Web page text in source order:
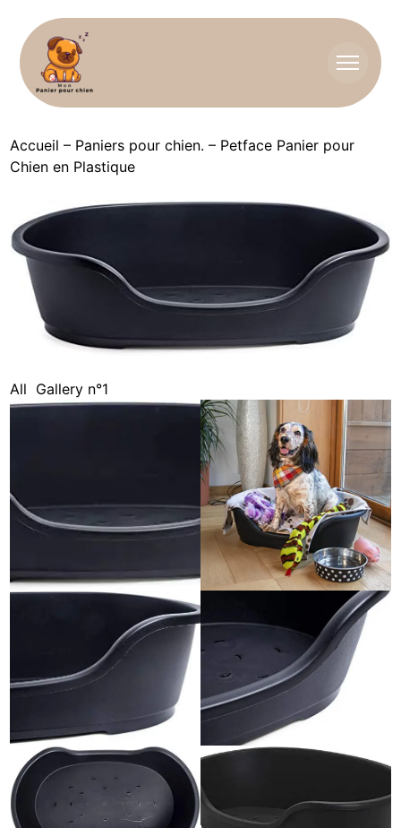
Accueil – Paniers pour chien. – Petface Panier pour
Chien en Plastique
All Gallery n°1